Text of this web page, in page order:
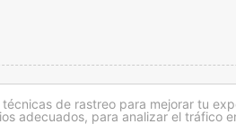
de rastreo para mejorar tu
adecuados, para analizar el tráfico